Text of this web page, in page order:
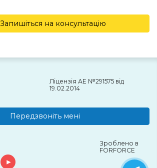
Запишіться на консультацію
Ліцензія АЕ №291575 від
19.02.2014
Передзвоніть мені
Зроблено в
FORFORCE